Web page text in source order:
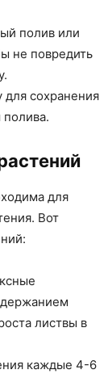
полив или
не повредить
сохранения
для
Вот
листвы в
каждые 4-6